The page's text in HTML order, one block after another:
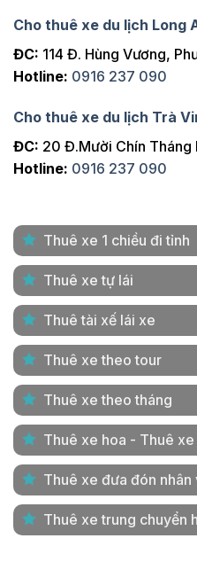
Cho thuê xe du lịch Long
ĐC: 114 Đ. Hùng Vương,
Hotline: 0916 237 090
Cho thuê xe du lịch Trà
ĐC: 20 Đ.Mười Chín Tháng
Hotline: 0916 237 090
Thuê xe 1 chiều đi tỉnh
Thuê xe tự lái
Thuê tài xế lái xe
Thuê xe theo tour
Thuê xe theo tháng
Thuê xe hoa - Thuê
Thuê xe đưa đón nhân
Thuê xe trung chuyển